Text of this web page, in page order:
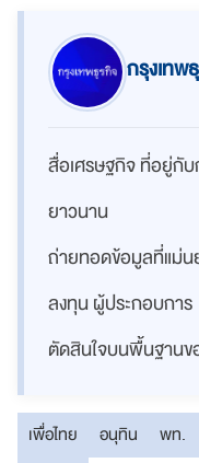
กรุงเทพ
สื่อเศรษฐกิจ ที่อยู่กับ
ยาวนาน
ถ่ายทอดข้อมูลที่แม่น
ลงทุน ผู้ประกอบการ
ตัดสินใจบนพื้นฐานขอ
เพื่อไทย อนุทิน พท.